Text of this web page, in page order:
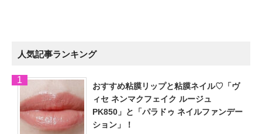
人気記事ランキング
おすすめ粘膜リップと粘膜ネイル♡「ヴ
ィセ ネンマクフェイク ルージュ
PK850」と「パラドゥ ネイルファンデー
ション」！